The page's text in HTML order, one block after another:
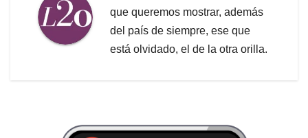
que queremos mostrar, además
del país de siempre, ese que
está olvidado, el de la otra orilla.